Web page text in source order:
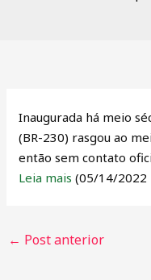
Inaugurada há meio
(BR-230) rasgou ao
então sem contato
Leia mais (05/14/2022
← Post anterior